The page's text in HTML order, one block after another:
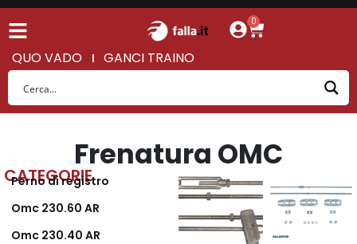
0
QUO VADO GANCI TRAINO
Frenatura OMC
CATEGORIE
Perno di registro
Omc 230.60 AR
Omc 230.40 AR